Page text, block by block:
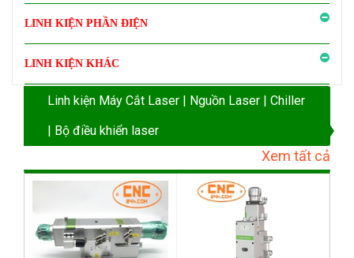
LINH KIỆN PHẦN ĐIỆN
LINH KIỆN KHÁC
Linh kiện Máy Cắt Laser | Nguồn Laser | Chiller
| Bộ điều khiển laser
Xem tất cả